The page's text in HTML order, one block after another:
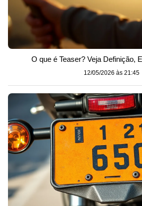
O que é Teaser? Veja Definição,
12/05/2026 às 21:45